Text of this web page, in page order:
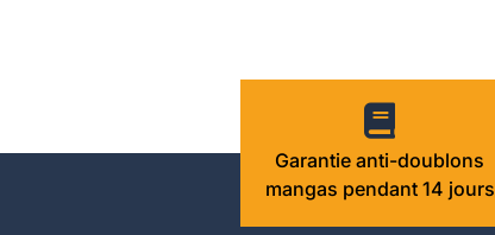
Garantie anti-doublons
mangas pendant 14 jours